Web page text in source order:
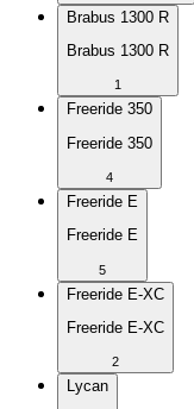
Brabus 1300 R
Brabus 1300 R
1
Freeride 350
Freeride 350
4
Freeride E
Freeride E
5
Freeride E-XC
Freeride E-XC
2
Lycan